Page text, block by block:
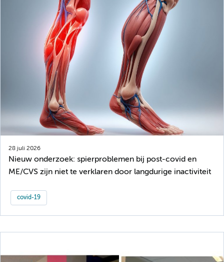
28 juli 2026
Nieuw onderzoek: spierproblemen bij post-covid en
ME/CVS zijn niet te verklaren door langdurige inactiviteit
covid-19